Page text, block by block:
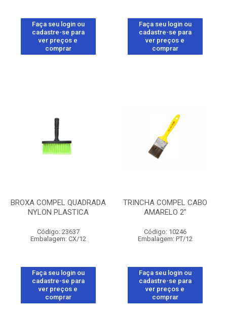
Faça seu login ou
cadastre-se para
ver preços e
comprar
Faça seu login ou
cadastre-se para
ver preços e
comprar
BROXA COMPEL QUADRADA
NYLON PLASTICA
Código: 23637
Embalagem: CX/12
Faça seu login ou
cadastre-se para
ver preços e
comprar
TRINCHA COMPEL CABO
AMARELO 2”
Código: 10246
Embalagem: PT/12
Faça seu login ou
cadastre-se para
ver preços e
comprar